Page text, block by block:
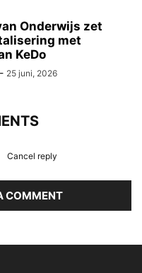
Onderwijs zet
met
KeDo
- 25 juni, 2026
Cancel reply
COMMENT